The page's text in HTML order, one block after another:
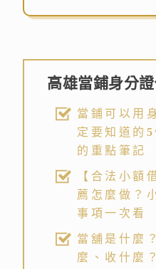
高雄當鋪身分
當鋪可以用
定要知道的
的重點筆記
【合法小額
薦怎麼做？
事項一次看
當舖是什麼
麼、收什麼